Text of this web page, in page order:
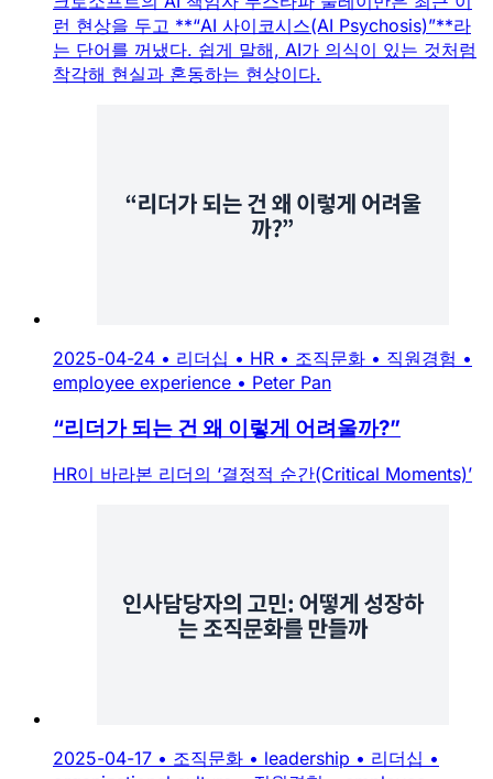
런 현상을 두고 **“AI 사이코시스(AI Psychosis)”**라
는 단어를 꺼냈다. 쉽게 말해, AI가 의식이 있는 것처럼
착각해 현실과 혼동하는 현상이다.
2025-04-24 • 리더십 • HR • 조직문화 • 직원경험 •
employee experience • Peter Pan
“리더가 되는 건 왜 이렇게 어려울까?”
HR이 바라본 리더의 ‘결정적 순간(Critical Moments)’
2025-04-17 • 조직문화 • leadership • 리더십 •